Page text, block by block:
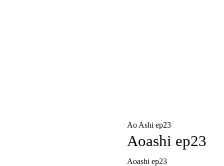
Ao Ashi ep23
Aoashi ep23
Aoashi ep23